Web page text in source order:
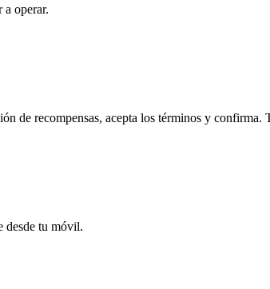
a operar.
de recompensas, acepta los términos y confirma.
desde tu móvil.